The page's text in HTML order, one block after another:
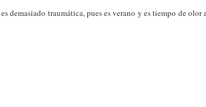
demasiado traumática, pues es verano y es tiempo de olor